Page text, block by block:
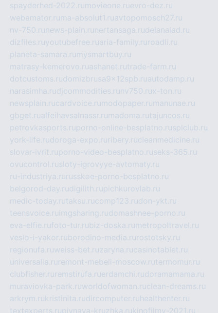
spayderhed-2022.ru movieone.ruevro-dez.ru
webamator.ru ma-absolut1.ruavtopomosch27.ru
nv-750.ru news-plain.ru nertansaga.rudelanalad.ru
dizfiles.ruyoutubefree.ruaria-family.ru roadli.ru
planeta-samara.ru mysmartbuy.ru
matrasy-kemerovo.ruashanet.rutrade-farm.ru
dotcustoms.rudomizbrusa9x12spb.ruautodamp.ru
narasimha.rudjcommodities.ru nv750.rux-ton.ru
newsplain.rucardvoice.ru modopaper.ru manunae.ru
gbget.rualfeihavsalnassr.ru madoma.rutajuncos.ru
petrovkasports.ruporno-online-besplatno.rusplclub.ru
york-life.rudoroga-expo.ru ribery.rucleanmedicine.ru
slovar-ivrit.ruporno-video-besplatno.ruseks-365.ru
ovucontrol.rusloty-igrovyye-avtomaty.ru
ru-industriya.ru russkoe-porno-besplatno.ru
belgorod-day.rudigilith.rupichkurovlab.ru
medic-today.rutaksu.rucomp123.rudon-ykt.ru
teensvoice.ru imgsharing.rudomashnee-porno.ru
eva-elfie.rufoto-tur.rubiz-doska.ru metropoltravel.ru
veslo-i-yakor.ruborodino-media.ru rostotsky.ru
regionufa.ruweiss-bet.ruzaryna.rucasinotablet.ru
universalia.ru remont-mebeli-moscow.rutermomur.ru
clubfisher.ru remstirufa.ruerdamchi.rudoramamama.ru
muraviovka-park.ruworldofwoman.ruclean-dreams.ru
arkrym.rukristinita.rudircomputer.ru healthenter.ru
textexperts.rupivnaya-kruzhka.rukinofilmy-2021.ru